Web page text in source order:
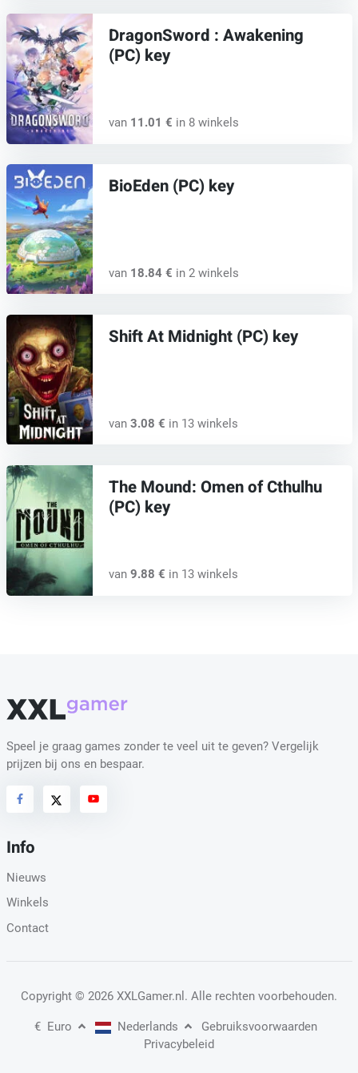
DragonSword : Awakening
(PC) key
van 11.01 € in 8 winkels
BioEden (PC) key
van 18.84 € in 2 winkels
Shift At Midnight (PC) key
van 3.08 € in 13 winkels
The Mound: Omen of Cthulhu
(PC) key
van 9.88 € in 13 winkels
Speel je graag games zonder te veel uit te geven? Vergelijk
prijzen bij ons en bespaar.
Info
Nieuws
Winkels
Contact
Copyright © 2026 XXLGamer.nl . Alle rechten voorbehouden.
€ Euro Nederlands
Gebruiksvoorwaarden
Privacybeleid